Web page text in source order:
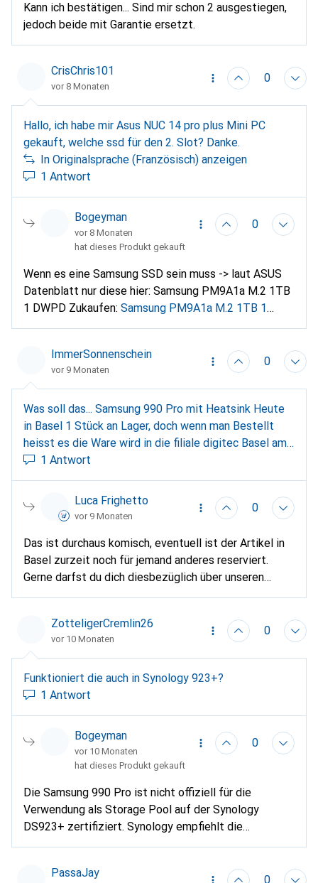
Kann ich bestätigen... Sind mir schon 2 ausgestiegen,
jedoch beide mit Garantie ersetzt.
CrisChris101
vor 8 Monaten
0
Hallo, ich habe mir Asus NUC 14 pro plus Mini PC
gekauft, welche ssd für den 2. Slot? Danke.
In Originalsprache (Französisch) anzeigen
1 Antwort
Bogeyman
vor 8 Monaten
0
hat dieses Produkt gekauft
Wenn es eine Samsung SSD sein muss -> laut ASUS
Datenblatt nur diese hier: Samsung PM9A1a M.2 1TB
1 DWPD Zukaufen: Samsung PM9A1a M.2 1TB 1
DWPD (1000 GB, M.2 2280) Ansonsten mal hier:
downloaden und schlaumachen. 😉
ImmerSonnenschein
vor 9 Monaten
0
Was soll das... Samsung 990 Pro mit Heatsink Heute
in Basel 1 Stück an Lager, doch wenn man Bestellt
heisst es die Ware wird in die filiale digitec Basel am
Montag geliefert. Ich habe es 3 x Probiert und wieder
Storniert.
1 Antwort
Luca Frighetto
vor 9 Monaten
0
Das ist durchaus komisch, eventuell ist der Artikel in
Basel zurzeit noch für jemand anderes reserviert.
Gerne darfst du dich diesbezüglich über unseren
Digitec Assistant melden, damit wir dies genauer
können.https://www.digitec.ch/help
ZotteligerCremlin26
vor 10 Monaten
0
Funktioniert die auch in Synology 923+?
1 Antwort
Bogeyman
vor 10 Monaten
0
hat dieses Produkt gekauft
Die Samsung 990 Pro ist nicht offiziell für die
Verwendung als Storage Pool auf der Synology
DS923+ zertifiziert. Synology empfiehlt die
Verwendung ihrer eigenen M.2 NVMe SSDs für
990 Pro für Caching verwendet werden, da sie
PassaJay
0